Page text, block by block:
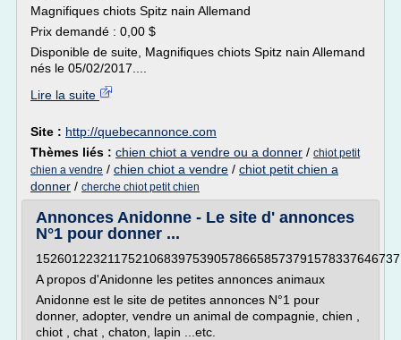
Magnifiques chiots Spitz nain Allemand
Prix demandé : 0,00 $
Disponible de suite, Magnifiques chiots Spitz nain Allemand
nés le 05/02/2017....
Lire la suite
Site : http://quebecannonce.com
Thèmes liés : chien chiot a vendre ou a donner / chiot petit
chien a vendre / chien chiot a vendre / chiot petit chien a
donner / cherche chiot petit chien
Annonces Anidonne - Le site d' annonces
N°1 pour donner ...
A propos d'Anidonne les petites annonces animaux
Anidonne est le site de petites annonces N°1 pour
donner, adopter, vendre un animal de compagnie, chien ,
chiot , chat , chaton, lapin ...etc.